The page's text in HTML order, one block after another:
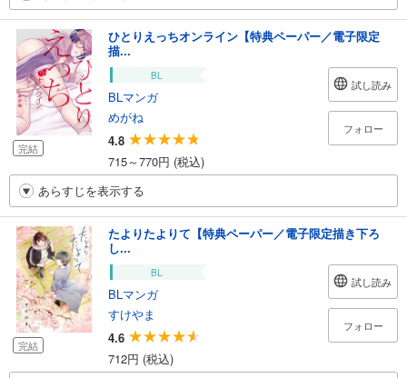
完結
ひとりえっちオンライン【特典ペーパー／電子限定
描...
BL
BLマンガ
めがね
4.8
715～770円 (税込)
試し読み
フォロー
あらすじを表示する
完結
たよりたよりて【特典ペーパー／電子限定描き下ろ
し...
BL
BLマンガ
すけやま
4.6
712円 (税込)
試し読み
フォロー